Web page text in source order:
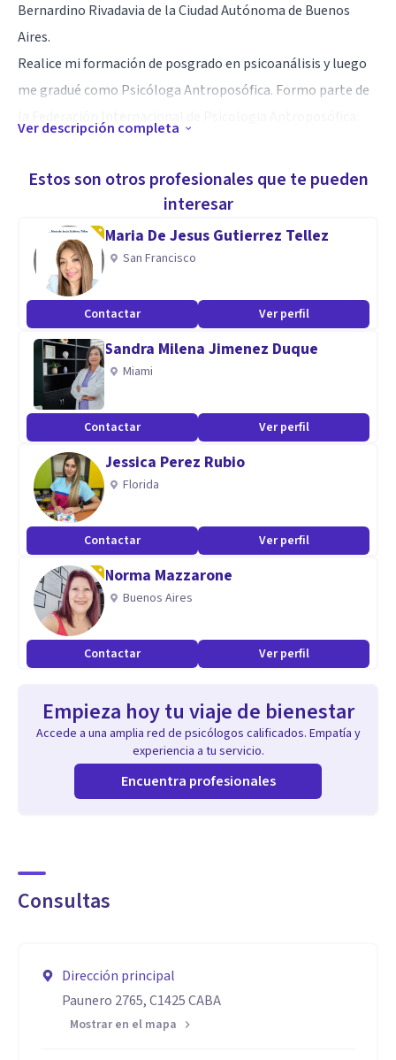
Bernardino Rivadavia de la Ciudad Autónoma de Buenos
Aires.
Realice mi formación de posgrado en psicoanálisis y luego
me gradué como Psicóloga Antroposófica. Formo parte de
Te escucho desde una escucha entrenada para que juntxs en
convoque, encontrando los ejes y los caminos para
resolverlos.
Perspectiva de gênero.
Aptitudes
Vamos abriendo preguntas y encontrando respuestas.
Perspectiva de género.
Ver descripción completa
Estos son otros profesionales que te pueden
interesar
Maria De Jesus Gutierrez Tellez
San Francisco
Contactar Ver perfil
Sandra Milena Jimenez Duque
Miami
Contactar Ver perfil
Jessica Perez Rubio
Florida
Contactar Ver perfil
Norma Mazzarone
Buenos Aires
Contactar Ver perfil
Empieza hoy tu viaje de bienestar
Accede a una amplia red de psicólogos calificados. Empatía y
experiencia a tu servicio.
Encuentra profesionales
Consultas
Dirección principal
Paunero 2765, C1425 CABA
Mostrar en el mapa